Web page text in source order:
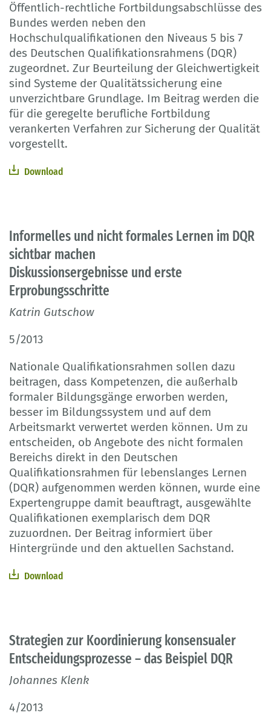
Öffentlich-rechtliche Fortbildungsabschlüsse des
Bundes werden neben den
Hochschulqualifikationen den Niveaus 5 bis 7
des Deutschen Qualifikationsrahmens (DQR)
zugeordnet. Zur Beurteilung der Gleichwertigkeit
sind Systeme der Qualitätssicherung eine
unverzichtbare Grundlage. Im Beitrag werden die
für die geregelte berufliche Fortbildung
verankerten Verfahren zur Sicherung der Qualität
vorgestellt.
Download
Informelles und nicht formales Lernen im DQR
sichtbar machen
Diskussionsergebnisse und erste
Erprobungsschritte
Katrin Gutschow
5/2013
Nationale Qualifikationsrahmen sollen dazu
beitragen, dass Kompetenzen, die außerhalb
formaler Bildungsgänge erworben werden,
besser im Bildungssystem und auf dem
Arbeitsmarkt verwertet werden können. Um zu
entscheiden, ob Angebote des nicht formalen
Bereichs direkt in den Deutschen
Qualifikationsrahmen für lebenslanges Lernen
(DQR) aufgenommen werden können, wurde eine
Expertengruppe damit beauftragt, ausgewählte
Qualifikationen exemplarisch dem DQR
zuzuordnen. Der Beitrag informiert über
Hintergründe und den aktuellen Sachstand.
Download
Strategien zur Koordinierung konsensualer
Entscheidungsprozesse – das Beispiel DQR
Johannes Klenk
4/2013